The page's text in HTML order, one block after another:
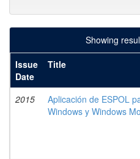
Showing
Issue
Date
Title
2015
Aplicación de ESPOL
Windows y Windows